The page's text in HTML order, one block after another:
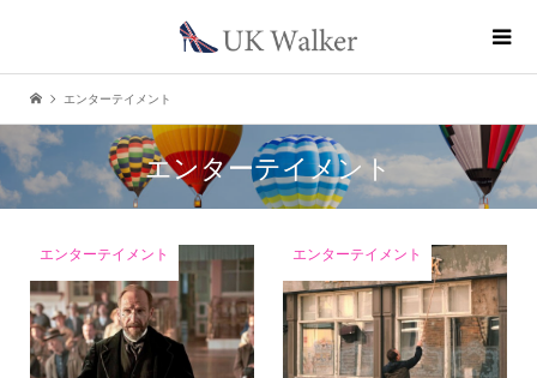
エンターテイメント
エンターテイメント
エンターテイメント エンターテイメント